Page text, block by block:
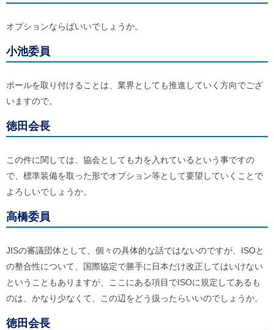
オプションならばいいでしょうか。
小池委員
ポールを取り付けることは、業界としても推進していく方向でござ
いますので。
徳田会長
この件に関しては、協会としても力を入れているという事ですの
で、標準装備を取った形でオプション等として要望していくことで
よろしいでしょうか。
高橋委員
JISの審議団体として、個々の具体的な話ではないのですが、ISOと
の整合性について、国際協定で勝手に日本だけ改正してはいけない
ということもありますが、ここにある項目でISOに規定してあるも
のは、かなり少なくて、この辺をどう扱ったらいいのでしょうか。
徳田会長